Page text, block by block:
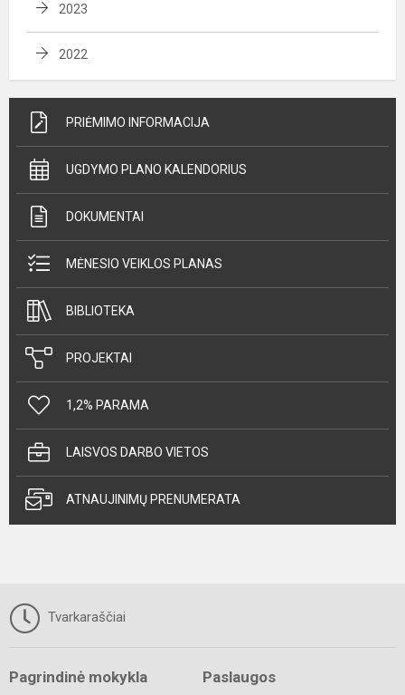
2023
2022
PRIĖMIMO INFORMACIJA
UGDYMO PLANO KALENDORIUS
DOKUMENTAI
MĖNESIO VEIKLOS PLANAS
BIBLIOTEKA
PROJEKTAI
1,2% PARAMA
LAISVOS DARBO VIETOS
ATNAUJINIMŲ PRENUMERATA
Tvarkaraščiai
Pagrindinė mokykla Paslaugos